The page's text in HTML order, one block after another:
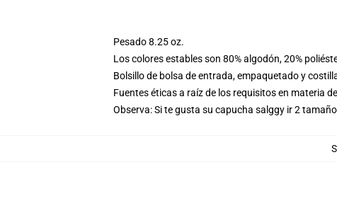
Pesado 8.25 oz.
Los colores estables son 80% algodón, 20%
Bolsillo de bolsa de entrada, empaquetado y
Fuentes éticas a raíz de los requisitos en materia
Observa: Si te gusta su capucha salggy ir 2